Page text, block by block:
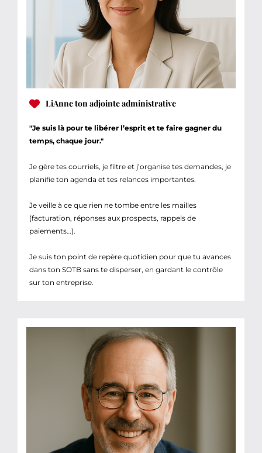
LiAnne ton adjointe administrative
"Je suis là pour te libérer l’esprit et te faire gagner du
temps, chaque jour."
Je gère tes courriels, je filtre et j’organise tes demandes, je
planifie ton agenda et tes relances importantes.
Je veille à ce que rien ne tombe entre les mailles
(facturation, réponses aux prospects, rappels de
paiements…).
Je suis ton point de repère quotidien pour que tu avances
dans ton SOTB sans te disperser, en gardant le contrôle
sur ton entreprise.